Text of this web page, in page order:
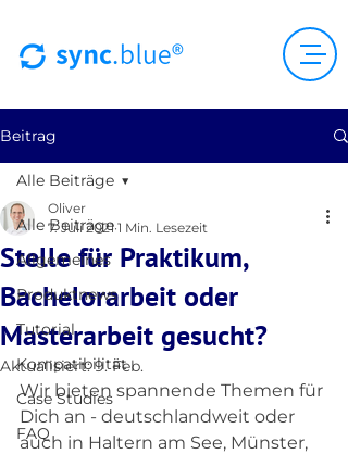
Beitrag
Alle Beiträge
Allgemeines
Produktnews
Tutorial
Kompatibilität
Case Studies
FAQ
Alle Beiträge
Stelle für Praktikum,
Bachelorarbeit oder
Masterarbeit gesucht?
Oliver
7. Juli 2021 1 Min. Lesezeit
Aktualisiert:9. Feb.
Wir bieten spannende Themen für
Dich an - deutschlandweit oder
auch in Haltern am See, Münster,